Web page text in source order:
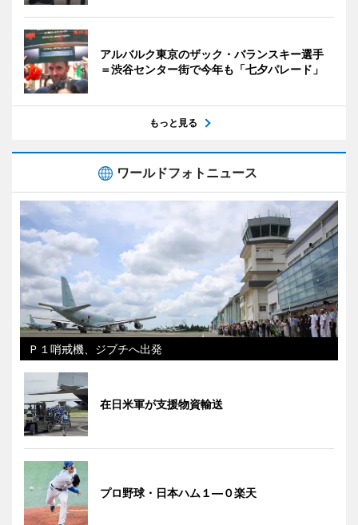
アルバルク東京のザック・バランスキー選手
＝渋谷センター街で今年も「七夕パレード」
もっと見る
ワールドフォトニュース
Ｐ１哨戒機、ジブチへ出発
在日米軍が支援物資輸送
プロ野球・日本ハム１―０楽天